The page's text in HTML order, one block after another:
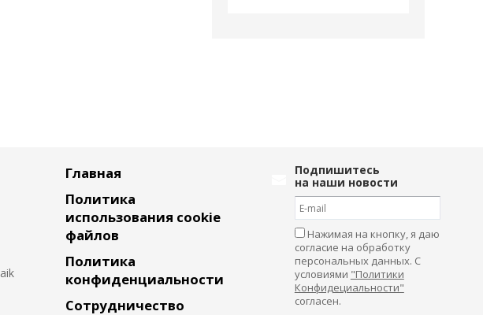
Главная
Политика
использования cookie
файлов
Политика
конфиденциальности
Сотрудничество
Подпишитесь
на наши новости
Нажимая на кнопку, я даю
согласие на обработку
персональных данных. С
условиями "Политики
Конфидециальности"
согласен.